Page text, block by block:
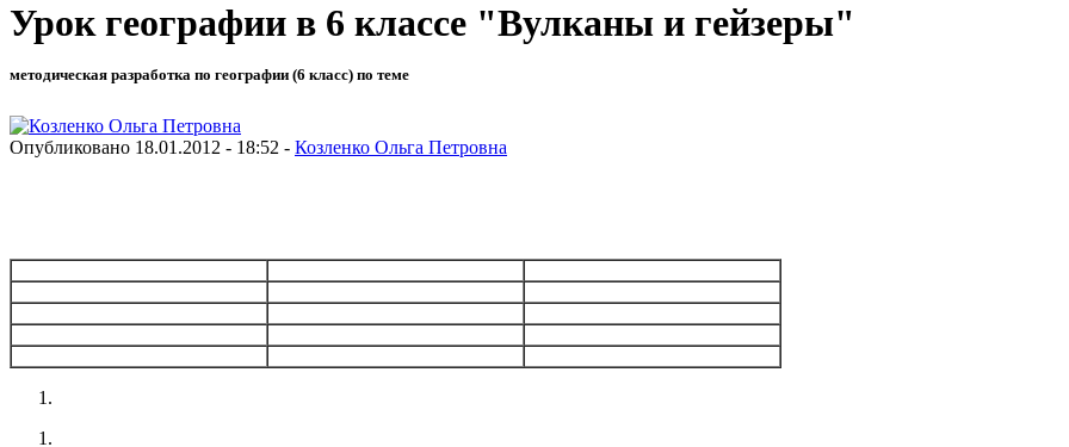
Урок географии в 6 классе "Вулканы и гейзеры"
методическая разработка по географии (6 класс) по теме
Опубликовано 18.01.2012 - 18:52 - Козленко Ольга Петровна